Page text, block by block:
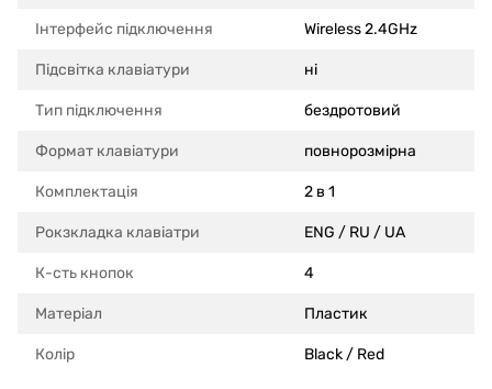
Інтерфейс підключення Wireless 2.4GHz
Підсвітка клавіатури ні
Тип підключення бездротовий
Формат клавіатури повнорозмірна
Комплектація 2 в 1
Рокзкладка клавіатри ENG / RU / UA
К-сть кнопок 4
Матеріал Пластик
Колір Black / Red